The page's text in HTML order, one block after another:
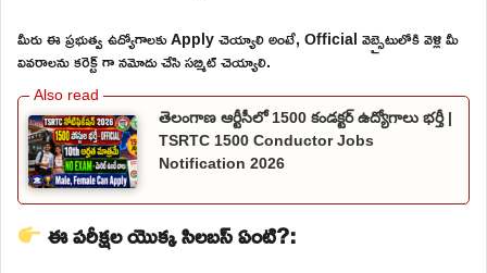
మీరు ఈ ప్రభుత్వ ఉద్యోగాలకు Apply చెయ్యాలి అంటే, Official వెబ్సైటులోకి వెళ్లి మీ
వివరాలను కరెక్ట్ గా నమోదు చేసి సబ్మిట్ చెయ్యాలి.
తెలంగాణ ఆర్టీసీలో 1500 కండక్టర్ ఉద్యోగాలు భర్తీ |
TSRTC 1500 Conductor Jobs
Notification 2026
ఈ పరీక్షల యొక్క సిలబస్ ఏంటి?: